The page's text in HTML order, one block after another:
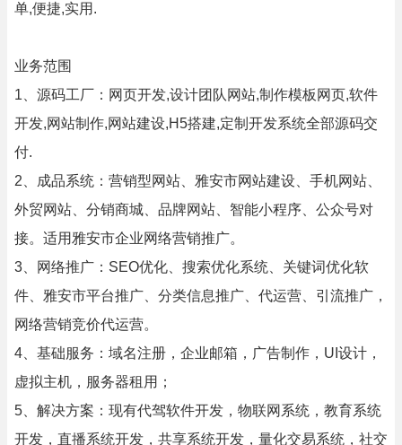
单,便捷,实用.
业务范围
1、源码工厂：网页开发,设计团队网站,制作模板网页,软件
开发,网站制作,网站建设,H5搭建,定制开发系统全部源码交
付.
2、成品系统：营销型网站、雅安市网站建设、手机网站、
外贸网站、分销商城、品牌网站、智能小程序、公众号对
接。适用雅安市企业网络营销推广。
3、网络推广：SEO优化、搜索优化系统、关键词优化软
件、雅安市平台推广、分类信息推广、代运营、引流推广，
网络营销竞价代运营。
4、基础服务：域名注册，企业邮箱，广告制作，UI设计，
虚拟主机，服务器租用；
5、解决方案：现有代驾软件开发，物联网系统，教育系统
开发，直播系统开发，共享系统开发，量化交易系统，社交